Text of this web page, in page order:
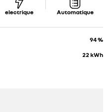
electrique Automatique
94 %
22 kWh